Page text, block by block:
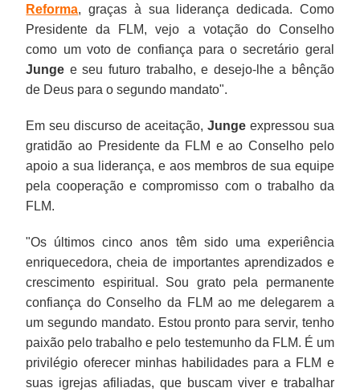
Reforma, graças à sua liderança dedicada. Como
Presidente da FLM, vejo a votação do Conselho
como um voto de confiança para o secretário geral
Junge e seu futuro trabalho, e desejo-lhe a bênção
de Deus para o segundo mandato".
Em seu discurso de aceitação, Jungeexpressou sua
gratidão ao Presidente da FLM e ao Conselho pelo
apoio a sua liderança, e aos membros de sua equipe
pela cooperação e compromisso com o trabalho da
FLM.
"Os últimos cinco anos têm sido uma experiência
enriquecedora, cheia de importantes aprendizados e
crescimento espiritual. Sou grato pela permanente
confiança do Conselho da FLM ao me delegarem a
um segundo mandato. Estou pronto para servir, tenho
paixão pelo trabalho e pelo testemunho da FLM. É um
privilégio oferecer minhas habilidades para a FLM e
suas igrejas afiliadas, que buscam viver e trabalhar